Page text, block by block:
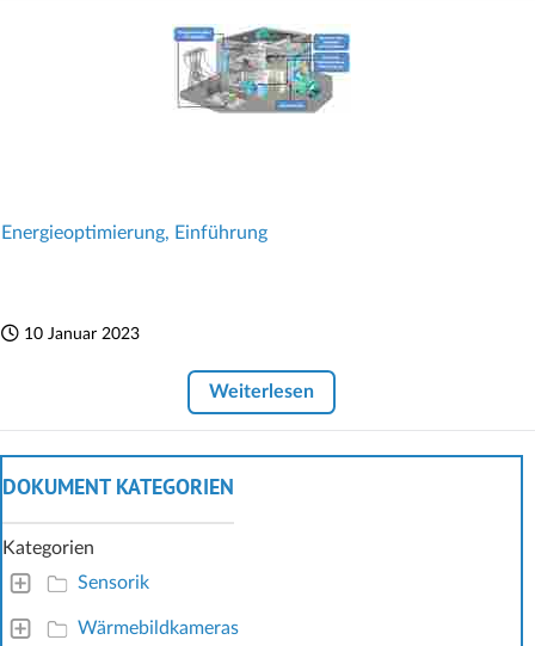
Energieoptimierung, Einführung
10 Januar 2023
Weiterlesen
DOKUMENT KATEGORIEN
Kategorien
Sensorik
Wärmebildkameras